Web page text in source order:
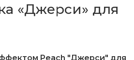
«Джерси» для